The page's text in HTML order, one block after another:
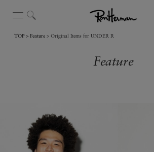
TOP Feature Original Items for UNDER R
Feature